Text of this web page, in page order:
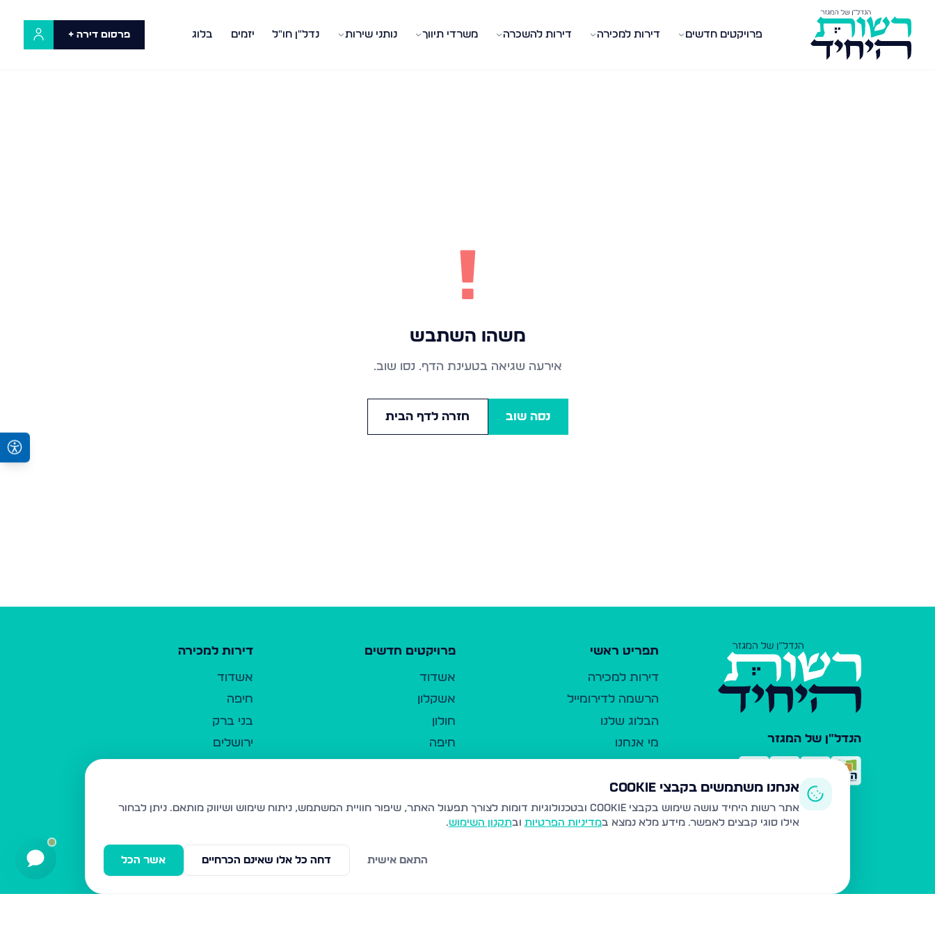
פרויקטים חדשים דירות למכירה דירות להשכרה משרדי תיווך נותני שירות נדל"ן חו"ל יזמים בלוג פרסום דירה +
!
משהו השתבש
אירעה שגיאה בטעינת הדף. נסו שוב.
נסה שוב חזרה לדף הבית
הנדל"ן של המגזר
תפריט ראשי
דירות למכירה
הרשמה לדירומייל
הבלוג שלנו
מי אנחנו
כלי עזר
פרסום ברשות היחיד
משרדי תיווך
פרויקטים חדשים
אשדוד
אשקלון
חולון
חיפה
נהריה
עמנואל
דירות למכירה
אשדוד
חיפה
בני ברק
ירושלים
בית שמש
ביתר עילית
אנחנו משתמשים בקבצי Cookie
אתר רשות היחיד עושה שימוש בקבצי Cookie ובטכנולוגיות דומות לצורך תפעול האתר, שיפור חוויית המשתמש, ניתוח שימוש ושיווק מותאם.
ניתן לבחור
אילו סוגי קבצים לאפשר. מידע מלא נמצא במדיניות הפרטיות ובתקנון השימוש.
אשר הכל דחה כל אלו שאינם הכרחיים התאם אישית